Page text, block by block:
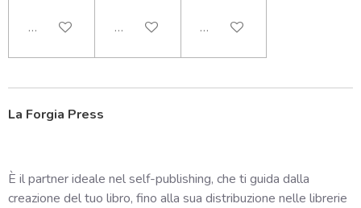
Aggiungi al carrelloAggiungi al carrelloAggiungi al carrello
La Forgia Press
È il partner ideale nel self-publishing, che ti guida dalla
creazione del tuo libro, fino alla sua distribuzione nelle librerie